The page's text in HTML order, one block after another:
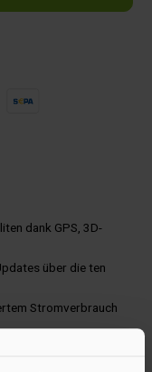
dank GPS, 3D-
über die ten
Stromverbrauch